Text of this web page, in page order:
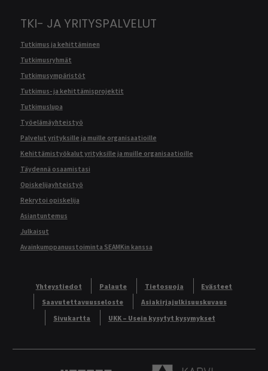
TKI- JA YRITYSPALVELUT
Tutkimus ja kehittäminen
Tutkimusryhmät
Tutkimusympäristöt
Tutkimus- ja kehittämisprojektit
Tutkimuslupa
Työelämäyhteistyö
Palvelut yrityksille ja muille organisaatioille
Kehittämistyökalut yrityksille ja muille organisaatioille
Täydennä osaamistasi
Opiskelijayhteistyö
Rekrytoi opiskelija
Asiantuntemus
Julkaisut
Avainkumppanuustoiminta SEAMKin kanssa
Yhteystiedot Palaute Tietosuoja
Evästeet
Saavutettavuusseloste
Asiakirjajulkisuuskuvaus
Sivukartta
UKK – Usein kysytyt kysymykset